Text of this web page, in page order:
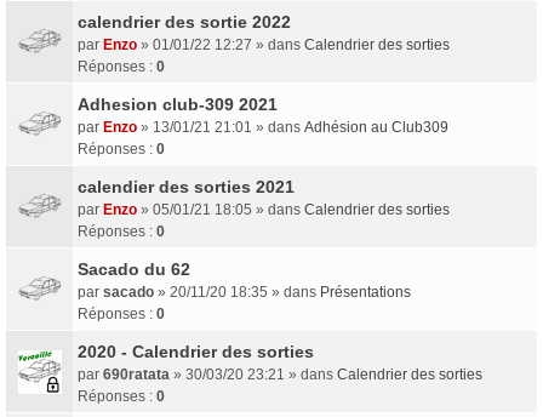
calendrier des sortie 2022
par Enzo » 01/01/22 12:27 » dans Calendrier des sorties
Réponses : 0
Adhesion club-309 2021
par Enzo » 13/01/21 21:01 » dans Adhésion au Club309
Réponses : 0
calendier des sorties 2021
par Enzo » 05/01/21 18:05 » dans Calendrier des sorties
Réponses : 0
Sacado du 62
par sacado » 20/11/20 18:35 » dans Présentations
Réponses : 0
2020 - Calendrier des sorties
par 690ratata » 30/03/20 23:21 » dans Calendrier des sorties
Réponses : 0